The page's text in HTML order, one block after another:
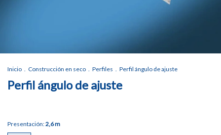
Inicio . Construcción en seco . Perfiles . Perfil ángulo de ajuste
Perfil ángulo de ajuste
Presentación:2,6 m